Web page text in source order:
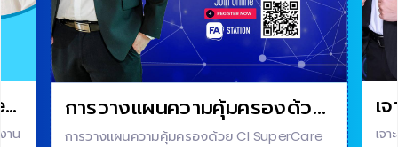
าน
การวางแผนความคุ้มครองด้วย
CI SuperCare
การวางแผนความคุ้มครองด้วย CI SuperCare
เ
เจ